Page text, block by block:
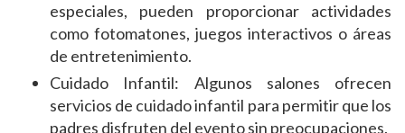
especiales, pueden proporcionar actividades
como fotomatones, juegos interactivos o áreas
de entretenimiento.
Cuidado Infantil: Algunos salones ofrecen
servicios de cuidado infantil para permitir que los
padres disfruten del evento sin preocupaciones.